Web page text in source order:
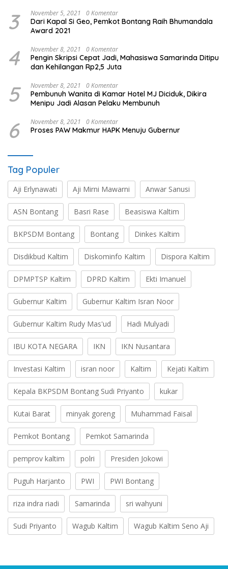
3 November 5, 2021 0 Komentar
Dari Kapal Si Geo, Pemkot Bontang Raih Bhumandala
Award 2021
4 November 8, 2021 0 Komentar
Pengin Skripsi Cepat Jadi, Mahasiswa Samarinda Ditipu
dan Kehilangan Rp2,5 Juta
5 November 8, 2021 0 Komentar
Pembunuh Wanita di Kamar Hotel MJ Diciduk, Dikira
Menipu Jadi Alasan Pelaku Membunuh
6 November 8, 2021 0 Komentar
Proses PAW Makmur HAPK Menuju Gubernur
Tag Populer
Aji Erlynawati Aji Mirni Mawarni Anwar Sanusi
ASN Bontang Basri Rase Beasiswa Kaltim
BKPSDM Bontang Bontang Dinkes Kaltim
Disdikbud Kaltim Diskominfo Kaltim Dispora Kaltim
DPMPTSP Kaltim DPRD Kaltim Ekti Imanuel
Gubernur Kaltim Gubernur Kaltim Isran Noor
Gubernur Kaltim Rudy Mas'ud Hadi Mulyadi
IBU KOTA NEGARA IKN IKN Nusantara
Investasi Kaltim isran noor Kaltim Kejati Kaltim
Kepala BKPSDM Bontang Sudi Priyanto kukar
Kutai Barat minyak goreng Muhammad Faisal
Pemkot Bontang Pemkot Samarinda
pemprov kaltim polri Presiden Jokowi
Puguh Harjanto PWI PWI Bontang
riza indra riadi Samarinda sri wahyuni
Sudi Priyanto Wagub Kaltim Wagub Kaltim Seno Aji